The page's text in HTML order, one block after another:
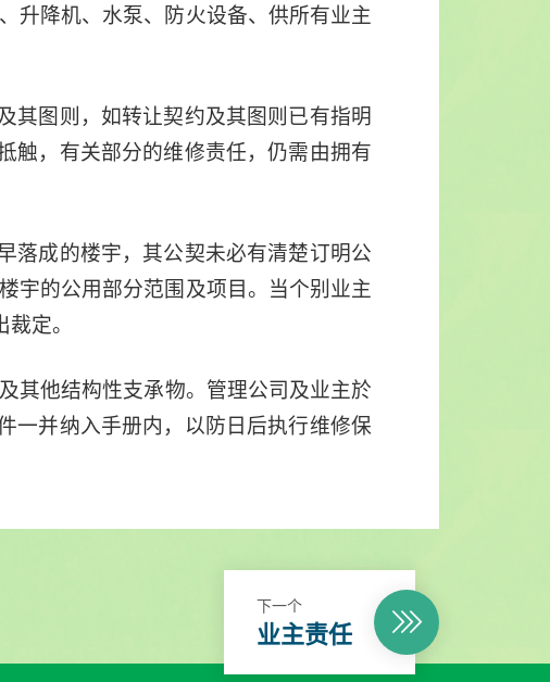
升降机、水泵、防火设备、供所有业主
其图则，如转让契约及其图则已有指明
触，有关部分的维修责任，仍需由拥有
落成的楼宇，其公契未必有清楚订明公
宇的公用部分范围及项目。当个别业主
定。
其他结构性支承物。管理公司及业主於
一并纳入手册内，以防日后执行维修保
下一个
业主责任